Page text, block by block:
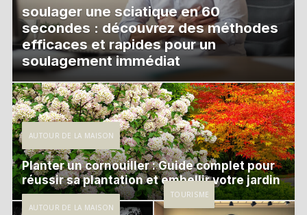
soulager une sciatique en 60
secondes : découvrez des méthodes
efficaces et rapides pour un
soulagement immédiat
AUTOUR DE LA MAISON
Planter un cornouiller : Guide complet pour
réussir sa plantation et embellir votre jardin
AUTOUR DE LA MAISON
TOURISME